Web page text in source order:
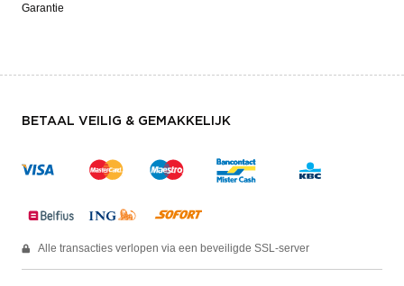
Garantie
BETAAL VEILIG & GEMAKKELIJK
Alle transacties verlopen via een beveiligde SSL-server